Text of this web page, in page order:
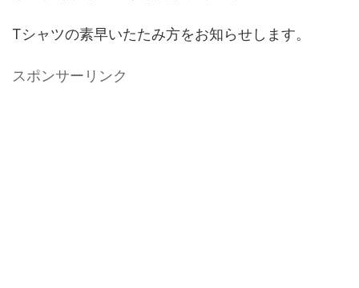
Tシャツの素早いたたみ方をお知らせします。
スポンサーリンク